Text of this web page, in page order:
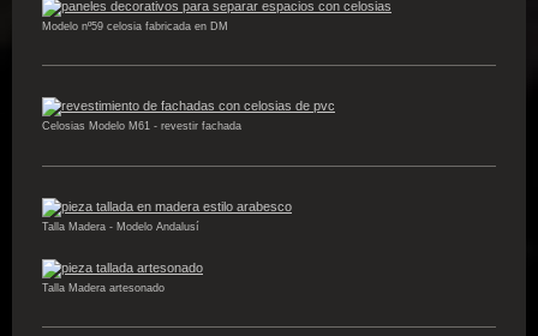
Modelo nº59 celosia fabricada en DM
Celosias Modelo M61 - revestir fachada
Talla Madera - Modelo Andalusí
Talla Madera artesonado